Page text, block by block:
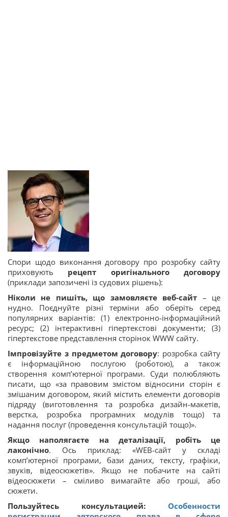
Спори щодо виконання договору про розробку сайту
приховують рецепт оригінального договору
(приклади запозичені із судових рішень):
Ніколи не пишіть, що замовляєте веб-сайт – це
нудно. Поєднуйте різні терміни або оберіть серед
популярних варіантів: (1) електронно-інформаційний
ресурс; (2) інтерактивні гіпертекстові документи; (3)
гіпертекстове представлення сторінок WWW сайту.
Імпровізуйте з предметом договору: розробка сайту
є інформаційною послугою (роботою), а також
створення комп’ютерної програми. Суди полюбляють
писати, що «за правовим змістом відносини сторін є
змішаним договором, який містить елементи договорів
підряду (виготовлення та розробка дизайн-макетів,
верстка, розробка програмних модулів тощо) та
надання послуг (проведення консультацій тощо)».
Якщо наполягаєте на деталізації, робіть це
лаконічно. Ось приклад: «WЕВ-сайт у складі
комп’ютерної програми, бази даних, тексту, графіки,
звуків, відеосюжетів». Якщо не побачите на сайті
відеосюжети – сміливо вимагайте або гроші, або
сюжети.
Пользуйтесь консультацией: Особенности